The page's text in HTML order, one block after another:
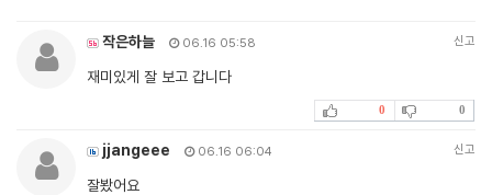
작은하늘 06.16 05:58 신고
재미있게 잘 보고 갑니다
0 0
jjangeee 06.16 06:04 신고
잘봤어요